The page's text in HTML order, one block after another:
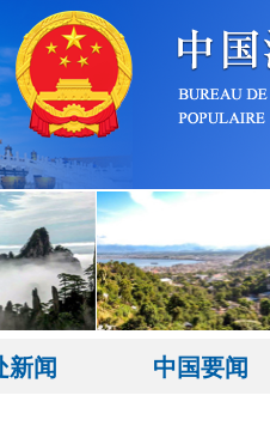
新闻 中国要闻